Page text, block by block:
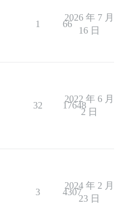
1 66
2026 年 7 月
16 日
32 17648
2022 年 6 月
2 日
3 4307
2024 年 2 月
23 日